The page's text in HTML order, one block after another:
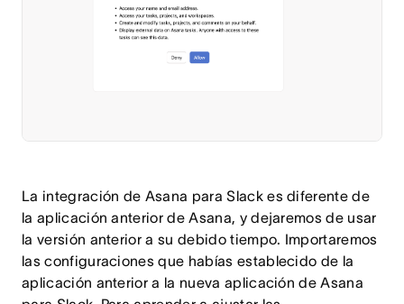
La integración de Asana para Slack es diferente de
la aplicación anterior de Asana, y dejaremos de usar
la versión anterior a su debido tiempo. Importaremos
las configuraciones que habías establecido de la
aplicación anterior a la nueva aplicación de Asana